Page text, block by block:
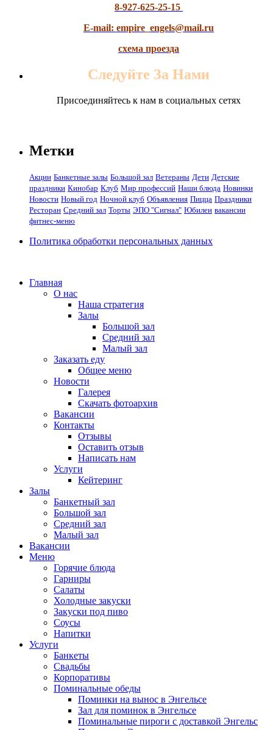
8-927-625-25-15
E-mail: empire_engels@mail.ru
схема проезда
Следуйте За Нами
Присоединяйтесь к нам в социальных сетях
Метки
Акции Банкетные залы Большой зал Ветераны Дети Детские
праздники Кинобар Клуб Мир профессий Наши блюда Новинки
Новости Новый год Ночной клуб Объявления Пицца Праздники
Ресторан Средний зал Торты ЭПО "Сигнал" Юбилеи вакансии
фитнес-меню
Политика обработки персональных данных
Главная
О нас
Наша стратегия
Залы
Большой зал
Средний зал
Малый зал
Заказать еду
Общее меню
Новости
Галерея
Скачать фотоархив
Вакансии
Контакты
Отзывы
Оставить отзыв
Написать нам
Услуги
Кейтеринг
Залы
Банкетный зал
Большой зал
Средний зал
Малый зал
Вакансии
Меню
Горячие блюда
Гарниры
Салаты
Холодные закуски
Закуски под пиво
Соусы
Напитки
Услуги
Банкеты
Свадьбы
Корпоративы
Поминальные обеды
Поминки на вынос в Энгельсе
Зал для поминок в Энгельсе
Поминальные пироги с доставкой Энгельс